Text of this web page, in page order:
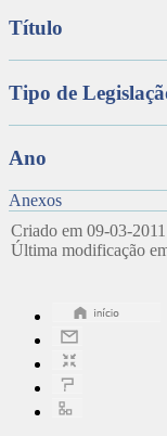
Título
Tipo de
Ano
Anexos
Criado em 09-03-
Última modificação